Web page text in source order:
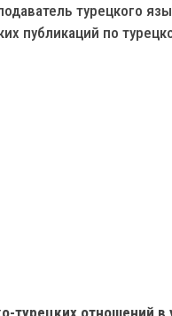
турецкого
публикаций по
турецких отношений в